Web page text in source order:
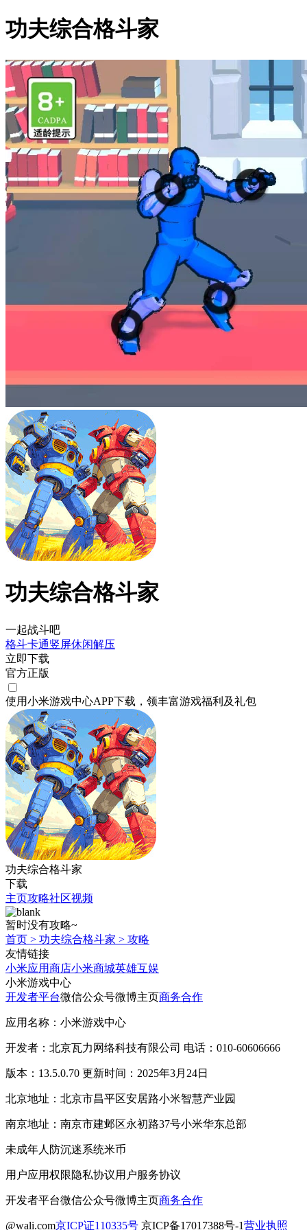
功夫综合格斗家
功夫综合格斗家
一起战斗吧
格斗卡通竖屏休闲解压
立即下载
官方正版
使用小米游戏中心APP下载 ，领丰富游戏福利 及礼包
功夫综合格斗家
下载
主页攻略社区视频
暂时没有攻略~
首页 > 功夫综合格斗家 > 攻略
友情链接
小米应用商店小米商城英雄互娱
小米游戏中心
开发者平台微信公众号微博主页商务合作
应用名称：小米游戏中心
开发者：北京瓦力网络科技有限公司 电话：010-60606666
版本：13.5.0.70 更新时间：2025年3月24日
北京地址：北京市昌平区安居路小米智慧产业园
南京地址：南京市建邺区永初路37号小米华东总部
未成年人防沉迷系统米币
用户应用权限隐私协议用户服务协议
开发者平台微信公众号微博主页商务合作
@wali.com京ICP证110335号 京ICP备17017388号-1营业执照